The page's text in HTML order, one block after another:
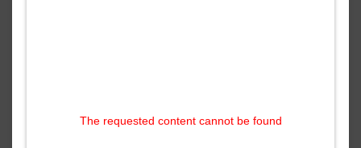
The requested content cannot be found